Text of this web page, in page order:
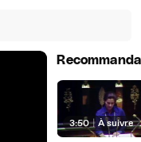
3:50 | À suivre